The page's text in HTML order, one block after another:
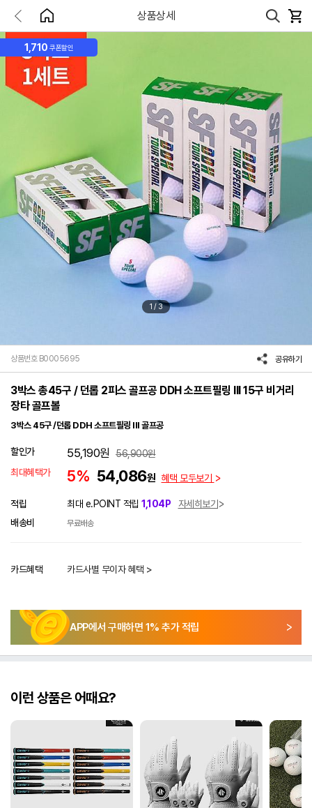
상품상세
1,710 쿠폰할인
1 / 3
상품번호 B0005695 공유하기
3박스 총45구 / 던롭 2피스 골프공 DDH 소프트필링 III 15구 비거리
장타 골프볼
3박스 45구 /던롭 DDH 소프트필링 III 골프공
할인가 55,190원 56,900원
최대혜택가
5% 54,086원 혜택 모두보기
적립 최대 e.POINT 적립 1,104P
자세히보기
배송비
무료배송
카드혜택 카드사별 무이자 혜택 >
APP에서 구매하면 1% 추가 적립
이런 상품은 어때요?